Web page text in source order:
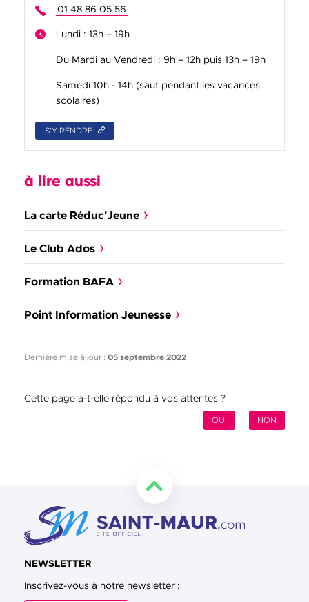
01 48 86 05 56
Lundi : 13h – 19h
Du Mardi au Vendredi : 9h – 12h puis 13h – 19h
Samedi 10h - 14h (sauf pendant les vacances
scolaires)
S'Y RENDRE
à lire aussi
La carte Réduc'Jeune
Le Club Ados
Formation BAFA
Point Information Jeunesse
Dernière mise à jour : 05 septembre 2022
Cette page a-t-elle répondu à vos attentes ?
NON
OUI
NEWSLETTER
Inscrivez-vous à notre newsletter :